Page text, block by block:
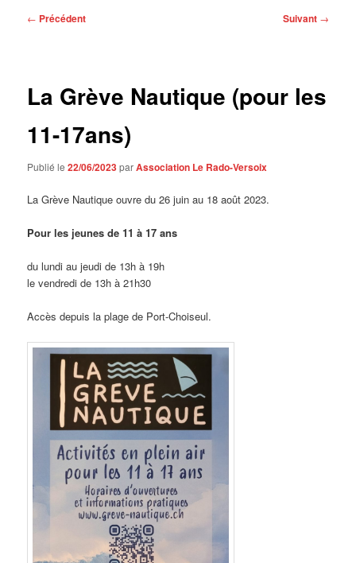
principal
Navigation
← Précédent Suivant →
La Grève Nautique (pour les
11-17ans)
Publié le22/06/2023parAssociation Le Rado-Versoix
La Grève Nautique ouvre du 26 juin au 18 août 2023.
Pour les jeunes de 11 à 17 ans
du lundi au jeudi de 13h à 19h
le vendredi de 13h à 21h30
Accès depuis la plage de Port-Choiseul.